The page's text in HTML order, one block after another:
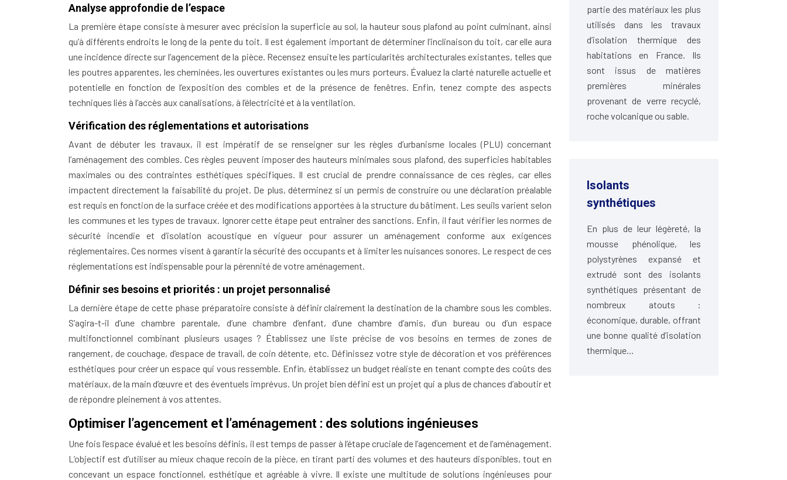
Analyse approfondie de l’espace
La première étape consiste à mesurer avec précision la superficie au sol, la hauteur sous plafond au point culminant, ainsi
qu’à différents endroits le long de la pente du toit. Il est également important de déterminer l’inclinaison du toit, car elle aura
une incidence directe sur l’agencement de la pièce. Recensez ensuite les particularités architecturales existantes, telles que
les poutres apparentes, les cheminées, les ouvertures existantes ou les murs porteurs. Évaluez la clarté naturelle actuelle et
potentielle en fonction de l’exposition des combles et de la présence de fenêtres. Enfin, tenez compte des aspects
techniques liés à l’accès aux canalisations, à l’électricité et à la ventilation.
Vérification des réglementations et autorisations
Avant de débuter les travaux, il est impératif de se renseigner sur les règles d’urbanisme locales (PLU) concernant
l’aménagement des combles. Ces règles peuvent imposer des hauteurs minimales sous plafond, des superficies habitables
maximales ou des contraintes esthétiques spécifiques. Il est crucial de prendre connaissance de ces règles, car elles
impactent directement la faisabilité du projet. De plus, déterminez si un permis de construire ou une déclaration préalable
est requis en fonction de la surface créée et des modifications apportées à la structure du bâtiment. Les seuils varient selon
les communes et les types de travaux. Ignorer cette étape peut entraîner des sanctions. Enfin, il faut vérifier les normes de
sécurité incendie et d’isolation acoustique en vigueur pour assurer un aménagement conforme aux exigences
réglementaires. Ces normes visent à garantir la sécurité des occupants et à limiter les nuisances sonores. Le respect de ces
réglementations est indispensable pour la pérennité de votre aménagement.
Définir ses besoins et priorités : un projet personnalisé
La dernière étape de cette phase préparatoire consiste à définir clairement la destination de la chambre sous les combles.
S’agira-t-il d’une chambre parentale, d’une chambre d’enfant, d’une chambre d’amis, d’un bureau ou d’un espace
multifonctionnel combinant plusieurs usages ? Établissez une liste précise de vos besoins en termes de zones de
rangement, de couchage, d’espace de travail, de coin détente, etc. Définissez votre style de décoration et vos préférences
esthétiques pour créer un espace qui vous ressemble. Enfin, établissez un budget réaliste en tenant compte des coûts des
matériaux, de la main d’œuvre et des éventuels imprévus. Un projet bien défini est un projet qui a plus de chances d’aboutir et
de répondre pleinement à vos attentes.
Optimiser l’agencement et l’aménagement : des solutions ingénieuses
Une fois l’espace évalué et les besoins définis, il est temps de passer à l’étape cruciale de l’agencement et de l’aménagement.
L’objectif est d’utiliser au mieux chaque recoin de la pièce, en tirant parti des volumes et des hauteurs disponibles, tout en
concevant un espace fonctionnel, esthétique et agréable à vivre. Il existe une multitude de solutions ingénieuses pour
partie des matériaux les plus
utilisés dans les travaux
d’isolation thermique des
habitations en France. Ils
sont issus de matières
premières minérales
provenant de verre recyclé,
roche volcanique ou sable.
Isolants
synthétiques
En plus de leur légèreté, la
mousse phénolique, les
polystyrènes expansé et
extrudé sont des isolants
synthétiques présentant de
nombreux atouts :
économique, durable, offrant
une bonne qualité d’isolation
thermique…